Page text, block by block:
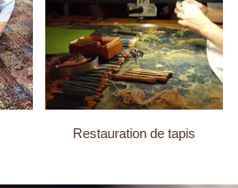
Restauration de tapis